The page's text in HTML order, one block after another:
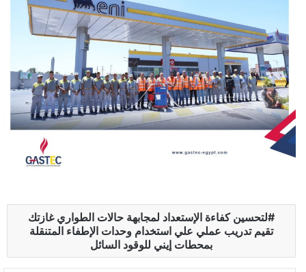
لتحسين كفاءة الإستعداد لمجابهة حالات الطواري غازتك
تقيم تدريب عملي علي استخدام وحدات الإطفاء المتنقلة
بمحطات إيني للوقود السائل